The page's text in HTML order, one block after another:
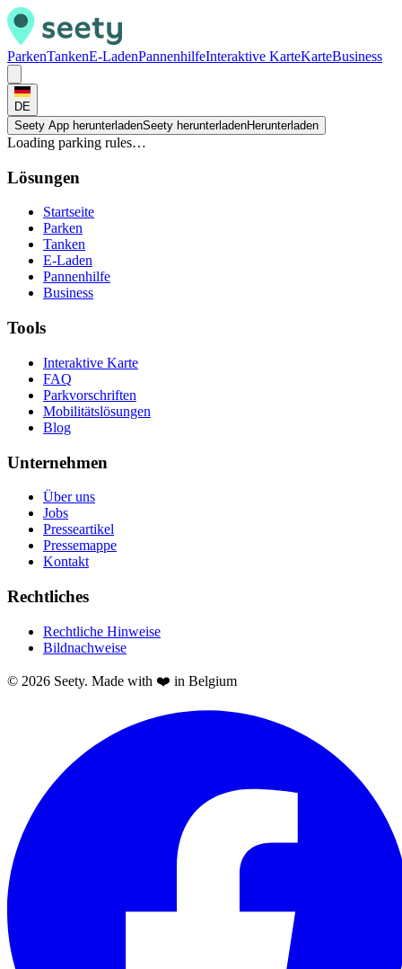
ParkenTankenE-LadenPannenhilfeInteraktive KarteKarteBusiness
DE
Seety App herunterladenSeety herunterladenHerunterladen
Loading parking rules…
Lösungen
Startseite
Parken
Tanken
E-Laden
Pannenhilfe
Business
Tools
Interaktive Karte
FAQ
Parkvorschriften
Mobilitätslösungen
Blog
Unternehmen
Über uns
Jobs
Presseartikel
Pressemappe
Kontakt
Rechtliches
Rechtliche Hinweise
Bildnachweise
© 2026 Seety. Made with ❤️ in Belgium